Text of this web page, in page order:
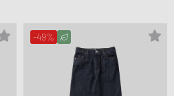
-49%